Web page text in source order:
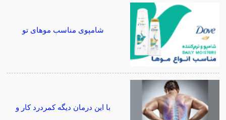
شامپوی مناسب موهای تو
با این درمان دیگه کمردرد کار و